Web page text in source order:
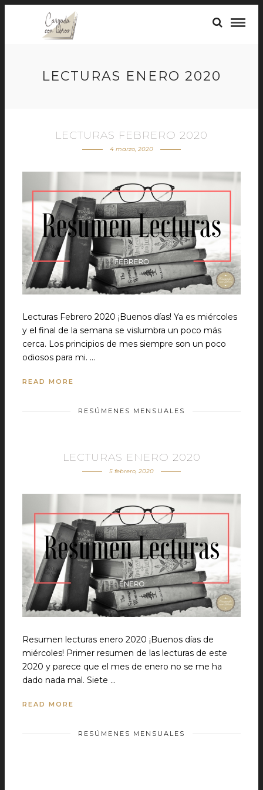
LECTURAS ENERO 2020
LECTURAS FEBRERO 2020
4 marzo, 2020
Lecturas Febrero 2020 ¡Buenos días! Ya es miércoles
y el final de la semana se vislumbra un poco más
cerca. Los principios de mes siempre son un poco
odiosos para mi. …
READ MORE
RESÚMENES MENSUALES
LECTURAS ENERO 2020
5 febrero, 2020
Resumen lecturas enero 2020 ¡Buenos días de
miércoles! Primer resumen de las lecturas de este
2020 y parece que el mes de enero no se me ha
dado nada mal. Siete …
READ MORE
RESÚMENES MENSUALES